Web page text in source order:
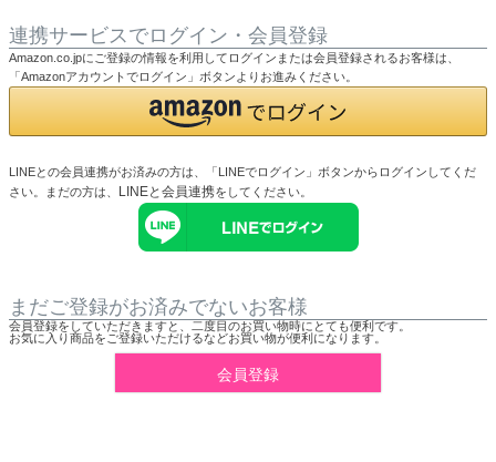
連携サービスでログイン・会員登録
Amazon.co.jpにご登録の情報を利用してログインまたは会員登録されるお客様は、
「Amazonアカウントでログイン」ボタンよりお進みください。
LINEとの会員連携がお済みの方は、「LINEでログイン」ボタンからログインしてくだ
さい。まだの方は、 LINEと会員連携をしてください。
まだご登録がお済みでないお客様
会員登録をしていただきますと、二度目のお買い物時にとても便利です。
お気に入り商品をご登録いただけるなどお買い物が便利になります。
会員登録